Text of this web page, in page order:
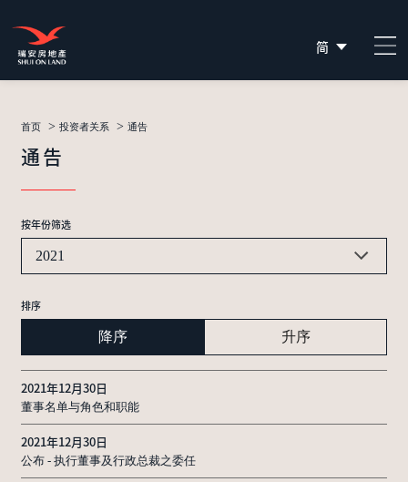
简
EN
首页 > 投资者关系 > 通告
通告
按年份筛选
2021
排序
降序 升序
2021年12月30日
董事名单与角色和职能
2021年12月30日
公布 - 执行董事及行政总裁之委任